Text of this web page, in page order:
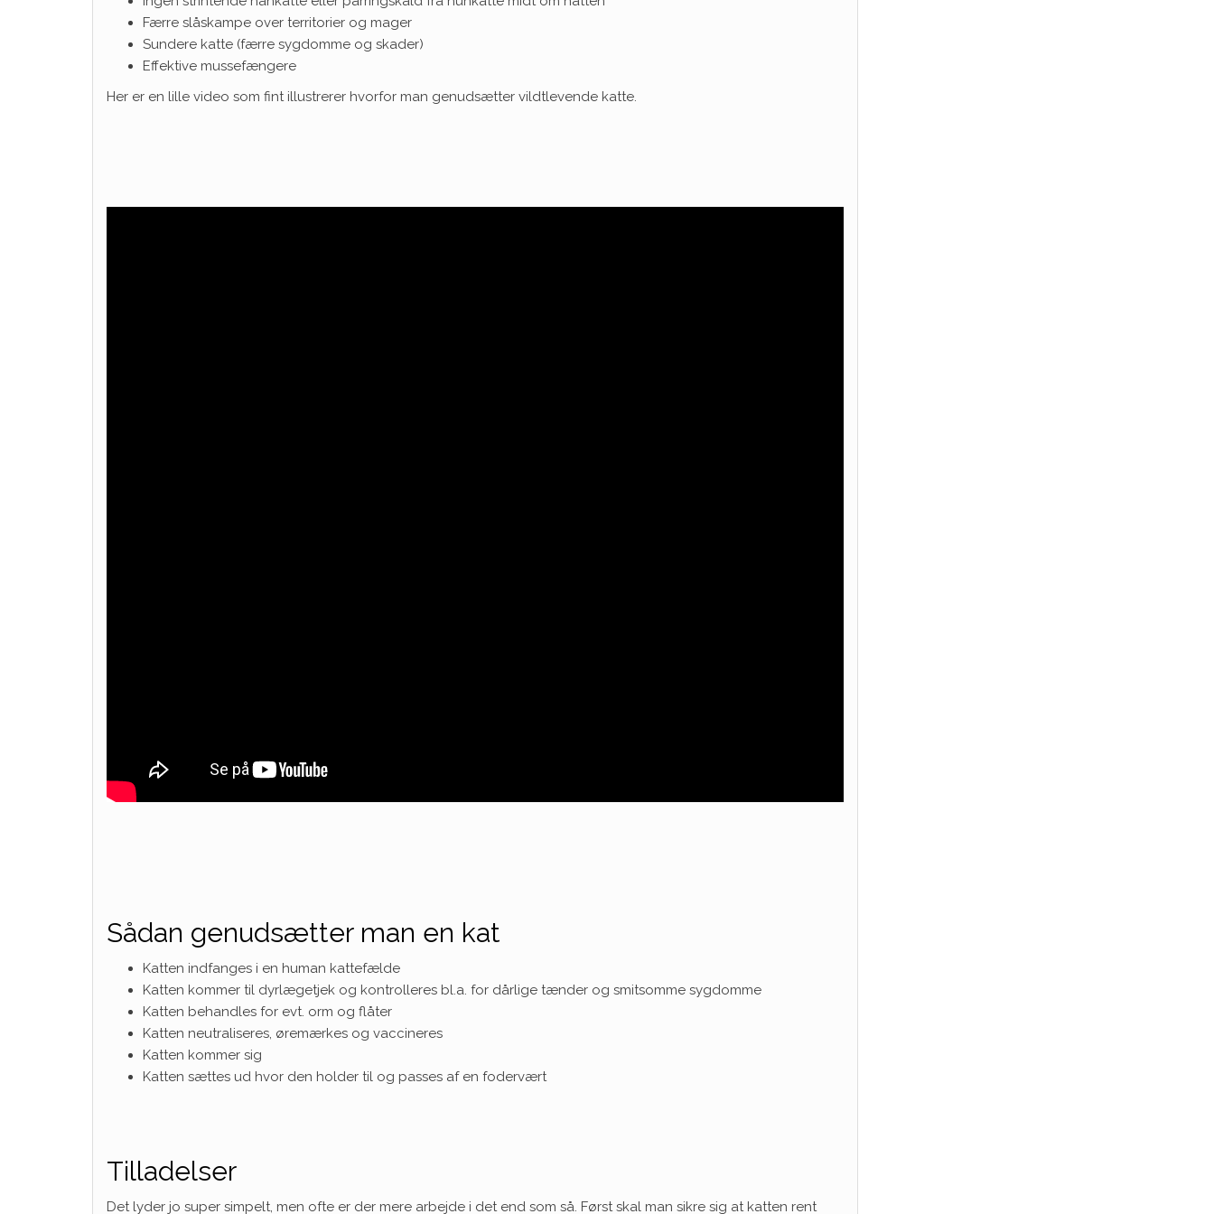
Færre slåskampe over territorier og mager
Sundere katte (færre sygdomme og skader)
Effektive mussefængere
Her er en lille video som fint illustrerer hvorfor man genudsætter vildtlevende katte.
Sådan genudsætter man en kat
Katten indfanges i en human kattefælde
Katten kommer til dyrlægetjek og kontrolleres bl.a. for dårlige tænder og smitsomme sygdomme
Katten behandles for evt. orm og flåter
Katten neutraliseres, øremærkes og vaccineres
Katten kommer sig
Katten sættes ud hvor den holder til og passes af en fodervært
Tilladelser
Det lyder jo super simpelt, men ofte er der mere arbejde i det end som så. Først skal man sikre sig at katten rent